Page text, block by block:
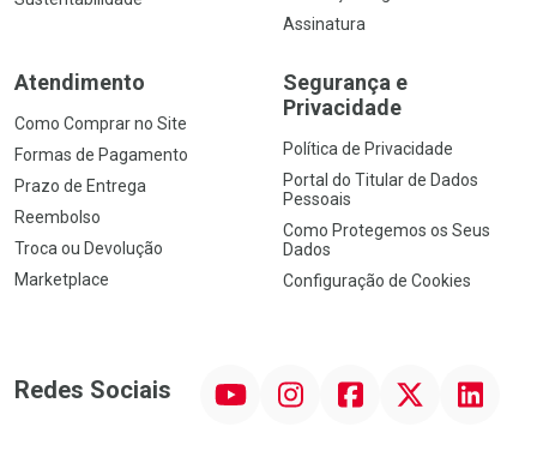
Assinatura
Atendimento
Como Comprar no Site
Formas de Pagamento
Prazo de Entrega
Reembolso
Troca ou Devolução
Marketplace
Segurança e
Privacidade
Política de Privacidade
Portal do Titular de Dados
Pessoais
Como Protegemos os Seus
Dados
Configuração de Cookies
Redes Sociais InstagramFacebook Linkedin